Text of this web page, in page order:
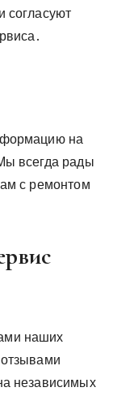
согласуют
на
всегда рады
с ремонтом
наших
независимых